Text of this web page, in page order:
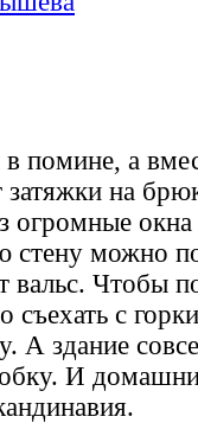
в помине, а
на
окна
стену можно
Чтобы
съехать с
А здание
И